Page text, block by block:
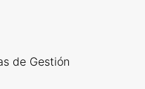
de Gestión